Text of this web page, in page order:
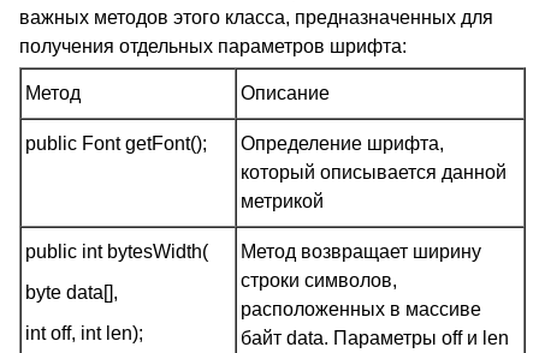
важных методов этого класса, предназначенных для
получения отдельных параметров шрифта:
Метод Описание
public Font getFont();
Определение шрифта,
который описывается данной
метрикой
public int bytesWidth(
byte data[],
int off, int len);
Метод возвращает ширину
строки символов,
расположенных в массиве
байт data. Параметры off и len